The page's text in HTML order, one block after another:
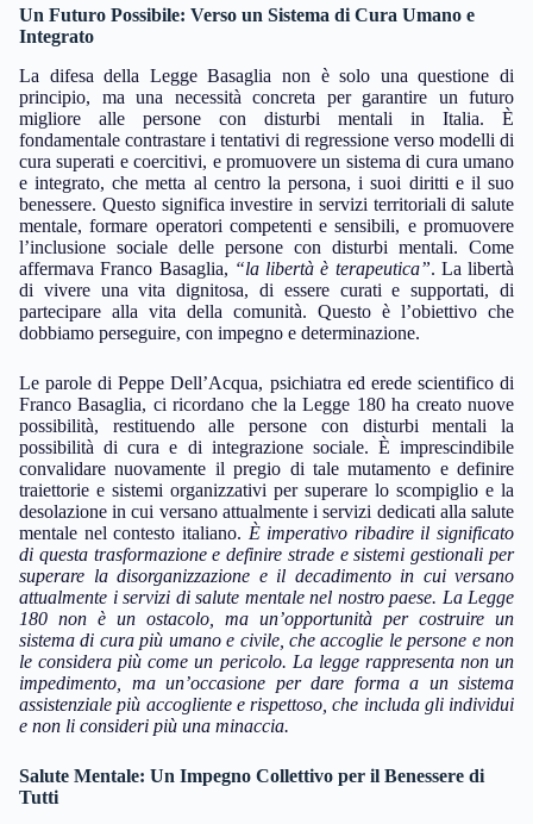
Un Futuro Possibile: Verso un Sistema di Cura Umano e
Integrato
La difesa della Legge Basaglia non è solo una questione di
principio, ma una necessità concreta per garantire un futuro
migliore alle persone con disturbi mentali in Italia. È
fondamentale contrastare i tentativi di regressione verso modelli di
cura superati e coercitivi, e promuovere un sistema di cura umano
e integrato, che metta al centro la persona, i suoi diritti e il suo
benessere. Questo significa investire in servizi territoriali di salute
mentale, formare operatori competenti e sensibili, e promuovere
l’inclusione sociale delle persone con disturbi mentali. Come
affermava Franco Basaglia, “la libertà è terapeutica”. La libertà
di vivere una vita dignitosa, di essere curati e supportati, di
partecipare alla vita della comunità. Questo è l’obiettivo che
dobbiamo perseguire, con impegno e determinazione.
Le parole di Peppe Dell’Acqua, psichiatra ed erede scientifico di
Franco Basaglia, ci ricordano che la Legge 180 ha creato nuove
possibilità, restituendo alle persone con disturbi mentali la
possibilità di cura e di integrazione sociale. È imprescindibile
convalidare nuovamente il pregio di tale mutamento e definire
traiettorie e sistemi organizzativi per superare lo scompiglio e la
desolazione in cui versano attualmente i servizi dedicati alla salute
mentale nel contesto italiano. È imperativo ribadire il significato
di questa trasformazione e definire strade e sistemi gestionali per
superare la disorganizzazione e il decadimento in cui versano
attualmente i servizi di salute mentale nel nostro paese. La Legge
180 non è un ostacolo, ma un’opportunità per costruire un
sistema di cura più umano e civile, che accoglie le persone e non
le considera più come un pericolo. La legge rappresenta non un
impedimento, ma un’occasione per dare forma a un sistema
assistenziale più accogliente e rispettoso, che includa gli individui
e non li consideri più una minaccia.
Salute Mentale: Un Impegno Collettivo per il Benessere di
Tutti